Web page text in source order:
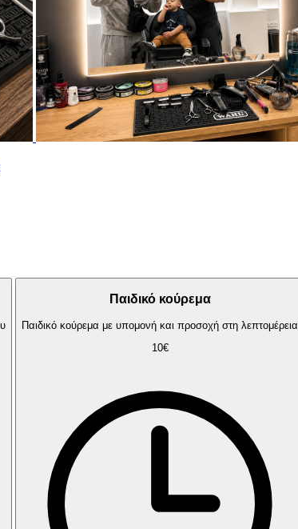
Παιδικό κούρεμα
Παιδικό κούρεμα με υπομονή και προσοχή στη λεπτομέρεια
10€